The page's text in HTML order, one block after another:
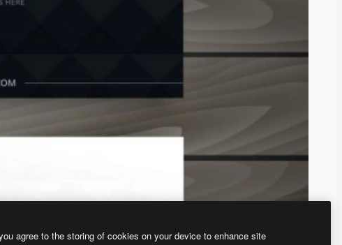
agree to the storing of cookies on your device to enhance site